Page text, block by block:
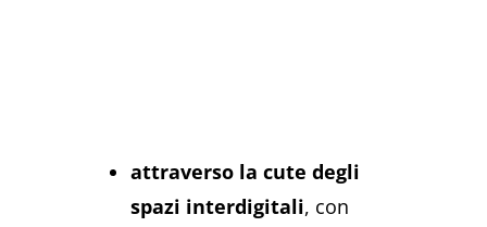
attraverso la cute degli
spazi interdigitali, con